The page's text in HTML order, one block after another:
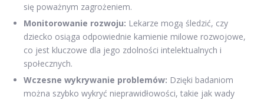
się poważnym zagrożeniem.
Monitorowanie rozwoju: Lekarze mogą śledzić, czy
dziecko osiąga odpowiednie kamienie milowe rozwojowe,
co jest kluczowe dla jego zdolności intelektualnych i
społecznych.
Wczesne wykrywanie problemów: Dzięki badaniom
można szybko wykryć nieprawidłowości, takie jak wady